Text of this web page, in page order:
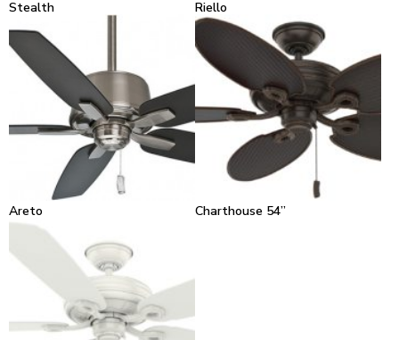
Stealth Riello
Areto Charthouse 54”